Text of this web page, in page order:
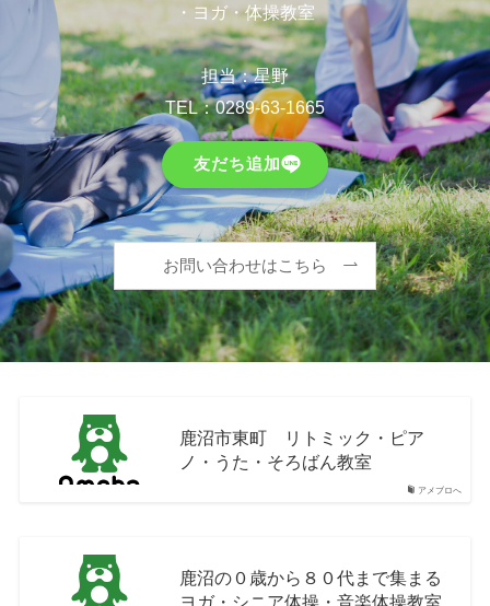
・ヨガ・体操教室
担当：星野
TEL：0289-63-1665
友だち追加
お問い合わせはこちら
アメブロへ
鹿沼市東町 リトミック・ピア
ノ・うた・そろばん教室
鹿沼の０歳から８０代まで集まる
ヨガ・シニア体操・音楽体操教室